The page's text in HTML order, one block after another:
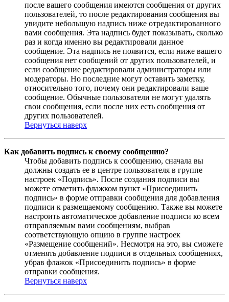
после вашего сообщения имеются сообщения от других
пользователей, то после редактирования сообщения вы
увидите небольшую надпись ниже отредактированного
вами сообщения. Эта надпись будет показывать, сколько
раз и когда именно вы редактировали данное
сообщение. Эта надпись не появится, если ниже вашего
сообщения нет сообщений от других пользователей, и
если сообщение редактировали администраторы или
модераторы. Но последние могут оставить заметку,
относительно того, почему они редактировали ваше
сообщение. Обычные пользователи не могут удалять
свои сообщения, если после них есть сообщения от
других пользователей.
Вернуться наверх
Как добавить подпись к своему сообщению?
Чтобы добавить подпись к сообщению, сначала вы
должны создать ее в центре пользователя в группе
настроек «Подпись». После создания подписи вы
можете отметить флажком пункт «Присоединить
подпись» в форме отправки сообщения для добавления
подписи к размещаемому сообщению. Также вы можете
настроить автоматическое добавление подписи ко всем
отправляемым вами сообщениям, выбрав
соответствующую опцию в группе настроек
«Размещение сообщений». Несмотря на это, вы сможете
отменять добавление подписи в отдельных сообщениях,
убрав флажок «Присоединить подпись» в форме
отправки сообщения.
Вернуться наверх